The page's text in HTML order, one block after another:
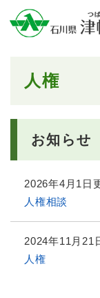
人権
お知らせ
2026年4月1日
人権相談
2024年11月21
人権